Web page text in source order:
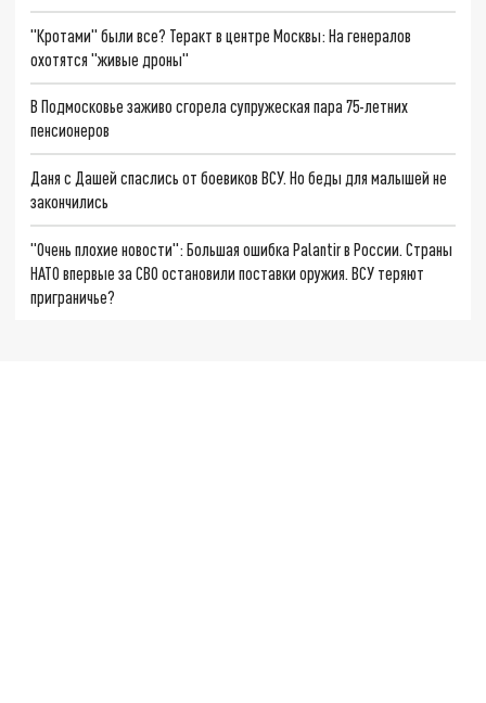
"Кротами" были все? Теракт в центре Москвы: На генералов
охотятся "живые дроны"
В Подмосковье заживо сгорела супружеская пара 75-летних
пенсионеров
Даня с Дашей спаслись от боевиков ВСУ. Но беды для малышей не
закончились
"Очень плохие новости": Большая ошибка Palantir в России. Страны
НАТО впервые за СВО остановили поставки оружия. ВСУ теряют
приграничье?